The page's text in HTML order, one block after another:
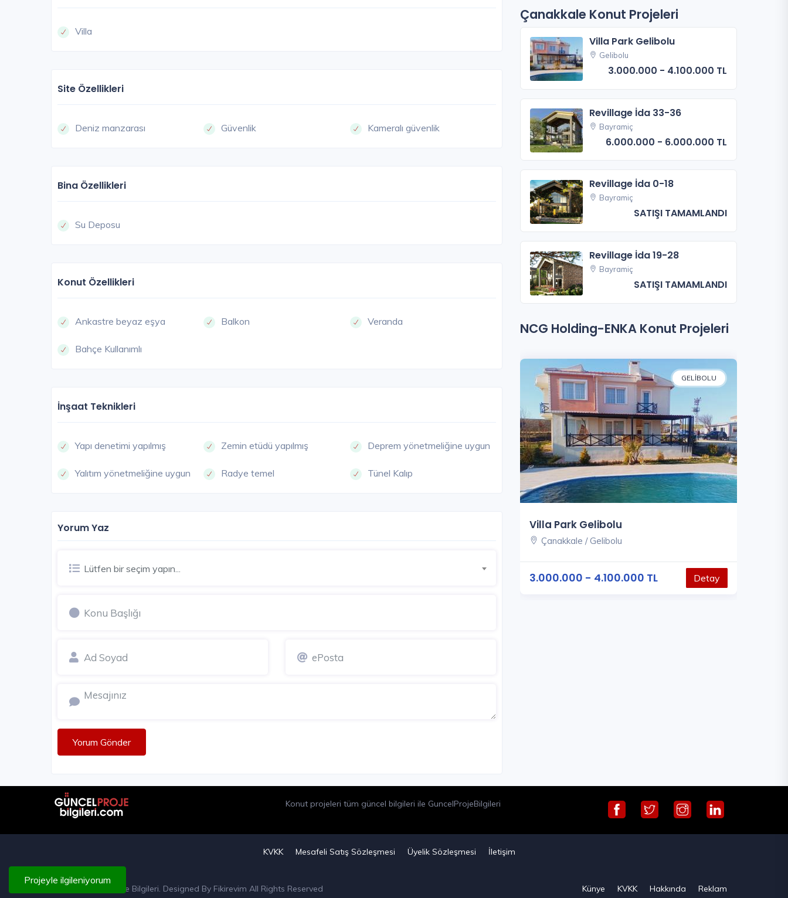
Villa
Site Özellikleri
Deniz manzarası Güvenlik Kameralı güvenlik
Bina Özellikleri
Su Deposu
Konut Özellikleri
Ankastre beyaz eşya Balkon Veranda
Bahçe Kullanımlı
İnşaat Teknikleri
Yapı denetimi yapılmış Zemin etüdü yapılmış Deprem yönetmeliğine uygun
Yalıtım yönetmeliğine uygun Radye temel Tünel Kalıp
Yorum Yaz
Lütfen bir seçim yapın...
Yorum Gönder
Çanakkale Konut Projeleri
Villa Park Gelibolu
Gelibolu
3.000.000 - 4.100.000 TL
Revillage İda 33-36
Bayramiç
6.000.000 - 6.000.000 TL
Revillage İda 0-18
Bayramiç
SATIŞI TAMAMLANDI
Revillage İda 19-28
Bayramiç
SATIŞI TAMAMLANDI
NCG Holding-ENKA Konut Projeleri
GELIBOLU
Villa Park Gelibolu
Çanakkale / Gelibolu
3.000.000 - 4.100.000 TL Detay
Projeyle ilgileniyorum
Konut projeleri tüm güncel bilgileri ile GuncelProjeBilgileri
KVKK Mesafeli Satış Sözleşmesi Üyelik Sözleşmesi İletişim
© 2015 Güncel Proje Bilgileri. Designed By Fikirevim All Rights Reserved Künye KVKK Hakkında Reklam